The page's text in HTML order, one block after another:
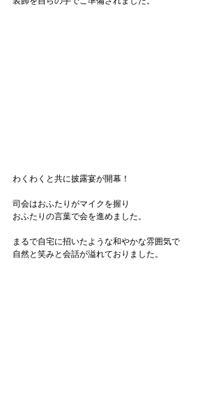
わくわくと共に披露宴が開幕！
司会はおふたりがマイクを握り
おふたりの言葉で会を進めました。
まるで自宅に招いたような和やかな雰囲気で
自然と笑みと会話が溢れておりました。